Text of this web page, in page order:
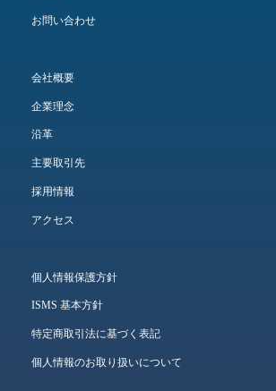
お問い合わせ
会社概要
企業理念
沿革
主要取引先
採用情報
アクセス
個人情報保護方針
ISMS 基本方針
特定商取引法に基づく表記
個人情報のお取り扱いについて